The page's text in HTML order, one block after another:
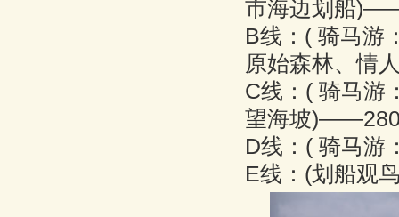
市海边划船
B线：( 骑马游
原始森林、情
C线：( 骑马游
望海坡
D线：( 骑马游
E线：(划船观